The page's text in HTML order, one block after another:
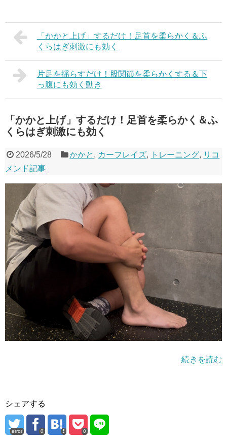
「かかと上げ」するだけ！足首を柔らかく＆ふ
くらはぎ刺激にも効く
片足を揺らすだけ！股関節を柔らかくする＆下
っ腹にも効く動き
「かかと上げ」するだけ！足首を柔らかく＆ふ
くらはぎ刺激にも効く
2026/5/28 かかと , カーフレイズ, トレーニング, リコ
メンド記事
続きを読む
シェアする
error 0 0